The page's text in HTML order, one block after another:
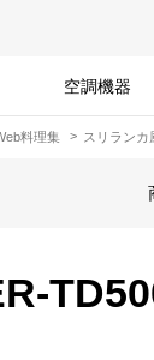
空調機器
料理集 スリランカ